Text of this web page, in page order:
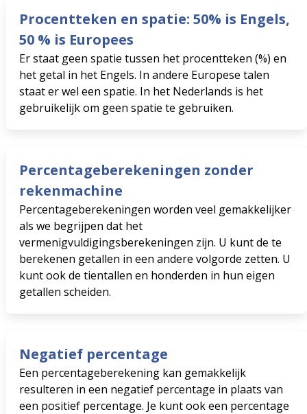
Procentteken en spatie: 50% is Engels,
50 % is Europees
Er staat geen spatie tussen het procentteken (%) en
het getal in het Engels. In andere Europese talen
staat er wel een spatie. In het Nederlands is het
gebruikelijk om geen spatie te gebruiken.
Percentageberekeningen zonder
rekenmachine
Percentageberekeningen worden veel gemakkelijker
als we begrijpen dat het
vermenigvuldigingsberekeningen zijn. U kunt de te
berekenen getallen in een andere volgorde zetten. U
kunt ook de tientallen en honderden in hun eigen
getallen scheiden.
Negatief percentage
Een percentageberekening kan gemakkelijk
resulteren in een negatief percentage in plaats van
een positief percentage. Je kunt ook een percentage